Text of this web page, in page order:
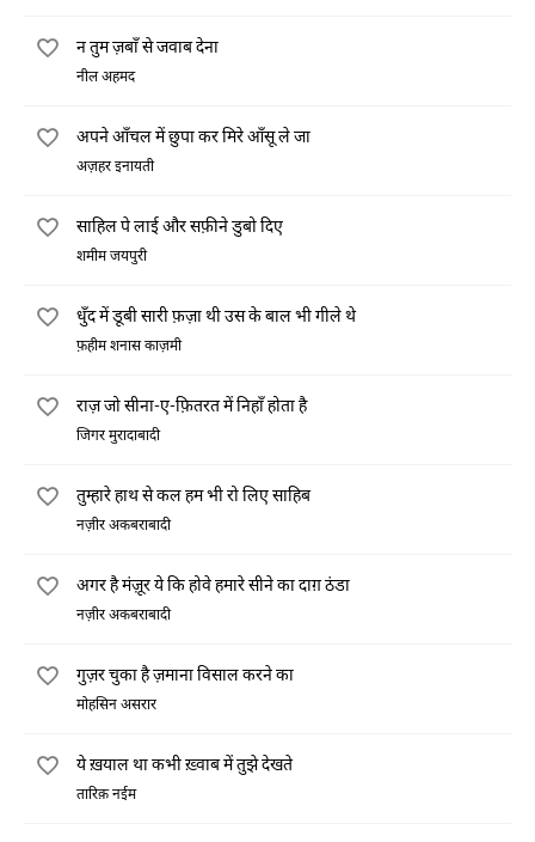
न तुम ज़बाँ से जवाब देना
नील अहमद
अपने आँचल में छुपा कर मिरे आँसू ले जा
अज़हर इनायती
साहिल पे लाई और सफ़ीने डुबो दिए
शमीम जयपुरी
धुँद में डूबी सारी फ़ज़ा थी उस के बाल भी गीले थे
फ़हीम शनास काज़मी
राज़ जो सीना-ए-फ़ितरत में निहाँ होता है
जिगर मुरादाबादी
तुम्हारे हाथ से कल हम भी रो लिए साहिब
नज़ीर अकबराबादी
अगर है मंज़ूर ये कि होवे हमारे सीने का दाग़ ठंडा
नज़ीर अकबराबादी
गुज़र चुका है ज़माना विसाल करने का
मोहसिन असरार
ये ख़याल था कभी ख़्वाब में तुझे देखते
तारिक़ नईम